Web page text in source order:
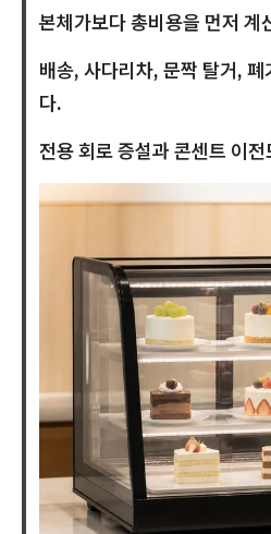
본체가보다 총비용을 먼저 계
배송, 사다리차, 문짝 탈거,
다.
전용 회로 증설과 콘센트 이